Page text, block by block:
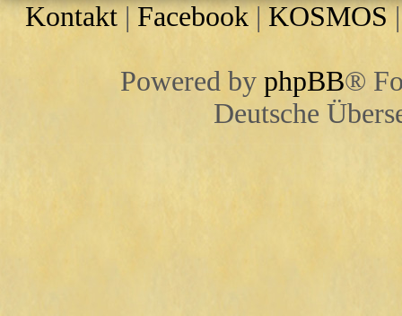
Kontakt | Facebook |KOSMOS
Powered by phpBB®
Deutsche